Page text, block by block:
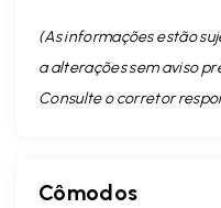
(As informações estão
a alterações sem aviso
Consulte o corretor
Cômodos